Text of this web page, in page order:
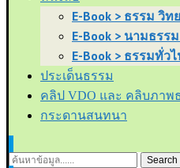
E-Book > ธรรม วิ
E-Book > นามธรร
E-Book > ธรรมทั่ว
ประเด็นธรรม
คลิป VDO และ คลิบภาพ
กระดานสนทนา
Search